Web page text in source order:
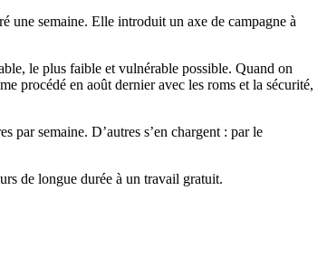
une semaine. Elle introduit un axe de campagne à
le plus faible et vulnérable possible. Quand on
procédé en août dernier avec les roms et la sécurité,
par semaine. D’autres s’en chargent : par le
de longue durée à un travail gratuit.